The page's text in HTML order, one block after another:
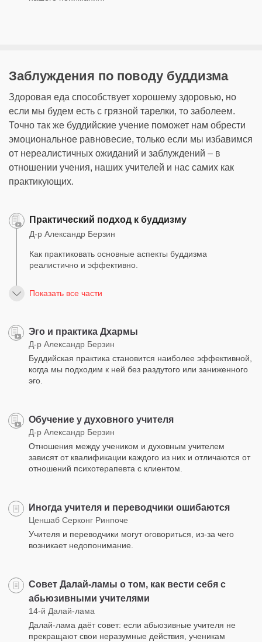
Заблуждения по поводу буддизма
Здоровая еда способствует хорошему здоровью, но
если мы будем есть с грязной тарелки, то заболеем.
Точно так же буддийские учение поможет нам обрести
эмоциональное равновесие, только если мы избавимся
от нереалистичных ожиданий и заблуждений – в
отношении учения, наших учителей и нас самих как
практикующих.
Практический подход к буддизму
Д-р Александр Берзин
Как практиковать основные аспекты буддизма
реалистично и эффективно.
Показать все части
Эго и практика Дхармы
Д-р Александр Берзин
Буддийская практика становится наиболее эффективной,
когда мы подходим к ней без раздутого или заниженного
эго.
Обучение у духовного учителя
Д-р Александр Берзин
Отношения между учеником и духовным учителем
зависят от квалификации каждого из них и отличаются от
отношений психотерапевта с клиентом.
Иногда учителя и переводчики ошибаются
Ценшаб Серконг Ринпоче
Учителя и переводчики могут оговориться, из-за чего
возникает недопонимание.
Совет Далай-ламы о том, как вести себя с
абьюзивными учителями
14-й Далай-лама
Далай-лама даёт совет: если абьюзивные учителя не
прекращают свои неразумные действия, ученикам